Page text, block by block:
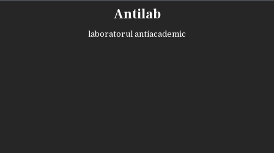
Antilab
laboratorul antiacademic